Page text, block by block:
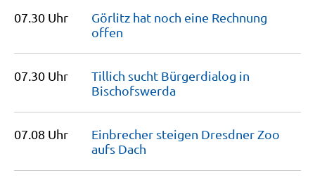
07.30 Uhr
Görlitz hat noch eine Rechnung
offen
07.30 Uhr
Tillich sucht Bürgerdialog in
Bischofswerda
07.08 Uhr
Einbrecher steigen Dresdner Zoo
aufs Dach